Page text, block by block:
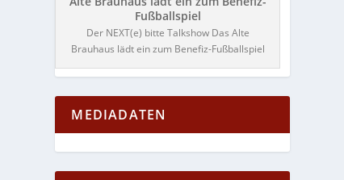
Der NEXT(e) bitte Talkshow Das Alte
Brauhaus lädt ein zum Benefiz-Fußballspiel
MEDIADATEN